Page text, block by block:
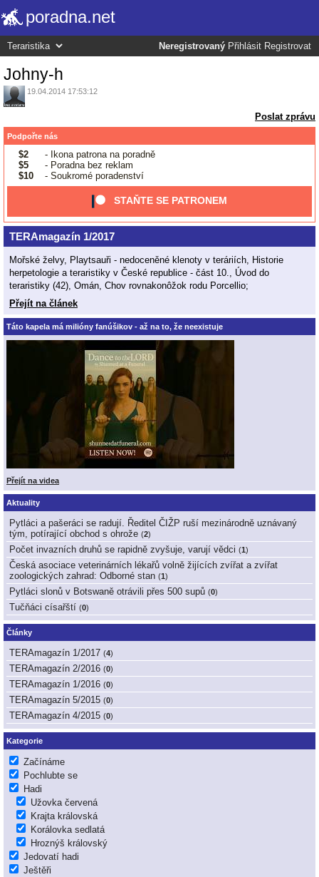
poradna.net
Neregistrovaný Přihlásit Registrovat
Johny-h
19.04.2014 17:53:12
Poslat zprávu
Podpořte nás
$2
- Ikona patrona na poradně
$5
- Poradna bez reklam
$10
- Soukromé poradenství
STAŇTE SE PATRONEM
TERAmagazín 1/2017
Mořské želvy, Playtsauři - nedoceněné klenoty v teráriích, Historie
herpetologie a teraristiky v České republice - část 10., Úvod do
teraristiky (42), Omán, Chov rovnakonôžok rodu Porcellio;
Přejít na článek
Táto kapela má milióny fanúšikov - až na to, že neexistuje
Přejít na videa
Aktuality
Pytláci a pašeráci se radují. Ředitel ČIŽP ruší mezinárodně uznávaný
tým, potírající obchod s ohrože (2)
Počet invazních druhů se rapidně zvyšuje, varují vědci (1)
Česká asociace veterinárních lékařů volně žijících zvířat a zvířat
zoologických zahrad: Odborné stan (1)
Pytláci slonů v Botswaně otrávili přes 500 supů (0)
Tučňáci císařští (0)
Články
TERAmagazín 1/2017 (4)
TERAmagazín 2/2016 (0)
TERAmagazín 1/2016 (0)
TERAmagazín 5/2015 (0)
TERAmagazín 4/2015 (0)
Kategorie
Začínáme
Pochlubte se
Hadi
Užovka červená
Krajta královská
Korálovka sedlatá
Hroznýš královský
Jedovatí hadi
Ještěři